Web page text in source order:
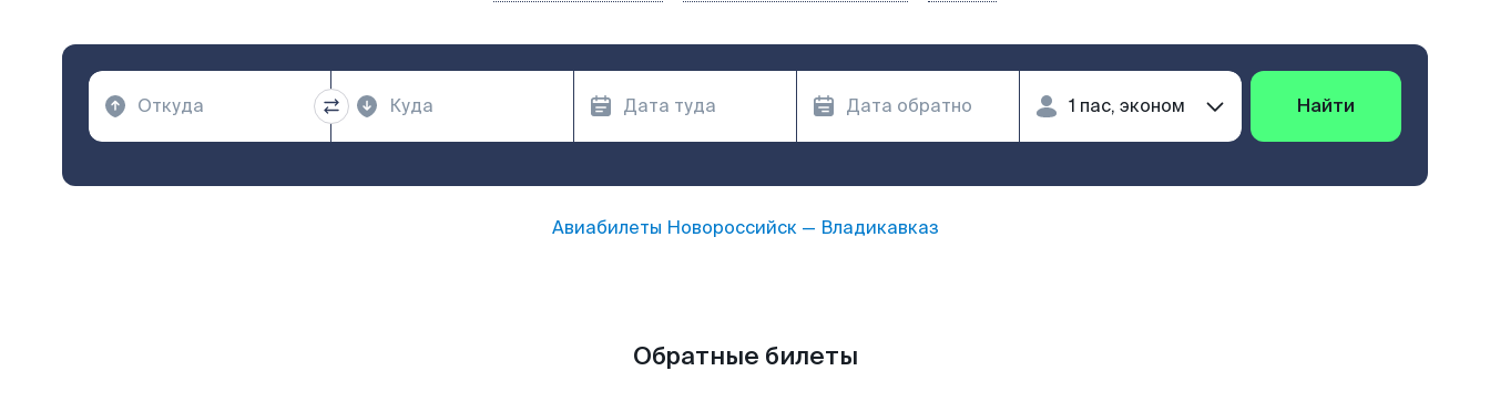
Найти
Авиабилеты Новороссийск— Владикавказ
Обратные билеты